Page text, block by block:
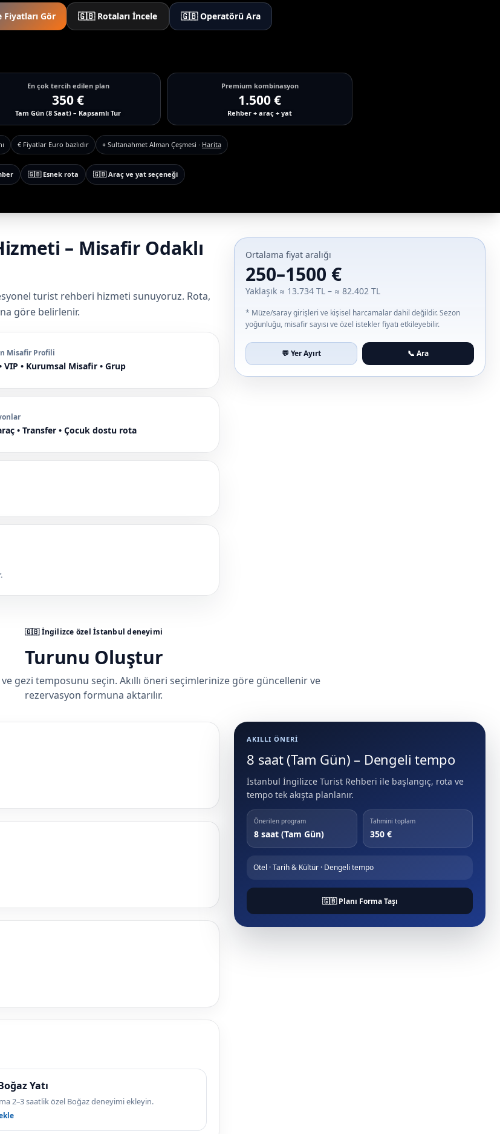
Gör 🇬🇧 Rotaları İncele 🇬🇧 Operatörü Ara
En çok tercih edilen plan
350 €
Tam Gün (8 Saat) – Kapsamlı Tur
Premium kombinasyon
1.500 €
Rehber + araç + yat
€ Fiyatlar Euro bazlıdır ⌖ Sultanahmet Alman Çeşmesi · Harita
🇬🇧 Esnek rota 🇬🇧 Araç ve yat seçeneği
– Misafir Odaklı
turist rehberi hizmeti sunuyoruz. Rota,
göre belirlenir.
Misafir Profili
VIP • Kurumsal Misafir • Grup
• Transfer • Çocuk dostu rota
Ortalama fiyat aralığı
250–1500 €
Yaklaşık ≈ 13.734 TL – ≈ 82.402 TL
* Müze/saray girişleri ve kişisel harcamalar dahil değildir. Sezon
yoğunluğu, misafir sayısı ve özel istekler fiyatı etkileyebilir.
💬 Yer Ayırt 📞 Ara
🇬🇧 İngilizce özel İstanbul deneyimi
Turunu Oluştur
ve gezi temposunu seçin. Akıllı öneri seçimlerinize göre güncellenir ve
rezervasyon formuna aktarılır.
Yatı
2–3 saatlik özel Boğaz deneyimi ekleyin.
AKILLI ÖNERI
8 saat (Tam Gün) – Dengeli tempo
İstanbul İngilizce Turist Rehberi ile başlangıç, rota ve
tempo tek akışta planlanır.
Önerilen program
8 saat (Tam Gün)
Tahmini toplam
350 €
Otel · Tarih & Kültür · Dengeli tempo
🇬🇧 Planı Forma Taşı